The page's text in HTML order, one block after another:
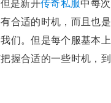
是新开传奇私服中每
合适的时机，而且也
们。但是每个服基本
握合适的一些时机，